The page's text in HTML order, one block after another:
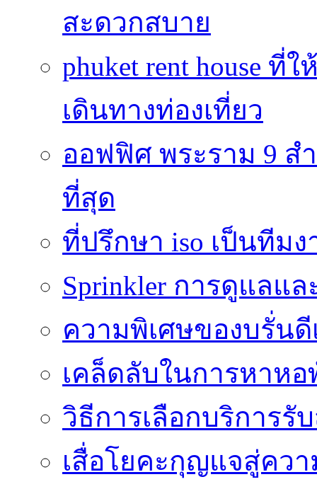
สะดวกสบาย
phuket rent house
เดินทางท่องเที่ยว
ออฟฟิศ พระราม 9 ส
ที่สุด
ที่ปรึกษา iso เป็นทีม
Sprinkler การดูแลแ
ความพิเศษของบรั่นดี
เคล็ดลับในการหาหอ
วิธีการเลือกบริการรั
เสื่อโยคะกุญแจสู่คว